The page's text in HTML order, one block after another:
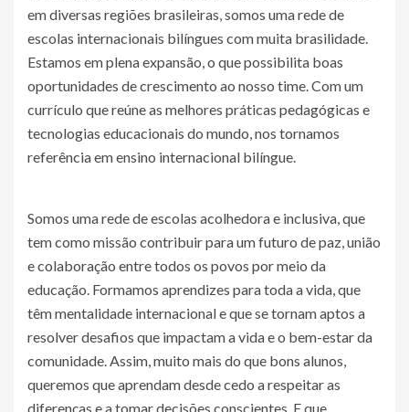
em diversas regiões brasileiras, somos uma rede de
escolas internacionais bilíngues com muita brasilidade.
Estamos em plena expansão, o que possibilita boas
oportunidades de crescimento ao nosso time. Com um
currículo que reúne as melhores práticas pedagógicas e
tecnologias educacionais do mundo, nos tornamos
referência em ensino internacional bilíngue.
Somos uma rede de escolas acolhedora e inclusiva, que
tem como missão contribuir para um futuro de paz, união
e colaboração entre todos os povos por meio da
educação. Formamos aprendizes para toda a vida, que
têm mentalidade internacional e que se tornam aptos a
resolver desafios que impactam a vida e o bem-estar da
comunidade. Assim, muito mais do que bons alunos,
queremos que aprendam desde cedo a respeitar as
diferenças e a tomar decisões conscientes. E que